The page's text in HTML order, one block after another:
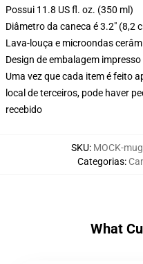
Possui 11.8 US fl. oz. (350 ml)
Diâmetro da caneca é 3.2" (8,2
Lava-louça e microondas
Design de embalagem
Uma vez que cada item é feito
local de terceiros, pode haver
recebido
SKU: MOCK-
Categorias:
What